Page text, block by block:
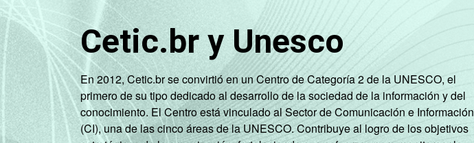
Cetic.br y Unesco
En 2012, Cetic.br se convirtió en un Centro de Categoría 2 de la UNESCO, el
primero de su tipo dedicado al desarrollo de la sociedad de la información y del
conocimiento. El Centro está vinculado al Sector de Comunicación e Información
(CI), una de las cinco áreas de la UNESCO. Contribuye al logro de los objetivos